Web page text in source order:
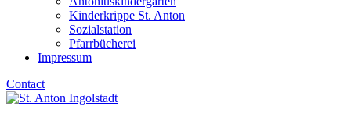
Kinderkrippe St. Anton
Sozialstation
Pfarrbücherei
Impressum
Contact